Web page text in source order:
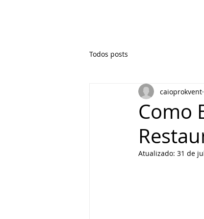
Todos posts
Como
caioprokvent
Atualizado: 31 de